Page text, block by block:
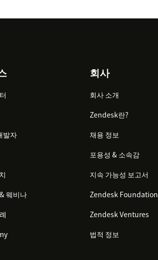
발자
웨비나
회사
회사 소개
Zendesk란?
채용 정보
포용성 & 소속감
지속 가능성 보고서
Zendesk Foundation
Zendesk Ventures
법적 정보